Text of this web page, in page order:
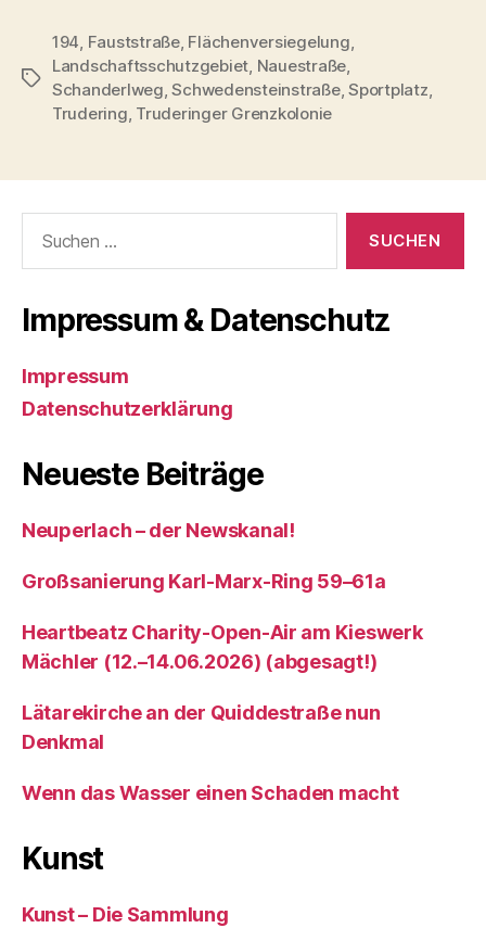
Schlagwörter
194, Fauststraße, Flächenversiegelung,
Landschaftsschutzgebiet, Nauestraße,
Schanderlweg,Schwedensteinstraße,Sportplatz,
Trudering, Truderinger Grenzkolonie
nach:
Impressum & Datenschutz
Impressum
Datenschutzerklärung
Neueste Beiträge
Neuperlach – der Newskanal!
Großsanierung Karl-Marx-Ring 59–61a
Heartbeatz Charity-Open-Air am Kieswerk
Mächler (12.–14.06.2026) (abgesagt!)
Lätarekirche an der Quiddestraße nun
Denkmal
Wenn das Wasser einen Schaden macht
Kunst
Kunst – Die Sammlung